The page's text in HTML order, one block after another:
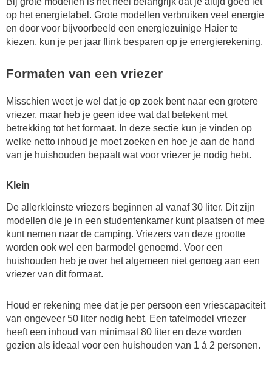
op het energielabel. Grote modellen verbruiken veel energie
en door voor bijvoorbeeld een energiezuinige Haier te
kiezen, kun je per jaar flink besparen op je energierekening.
Formaten van een vriezer
Misschien weet je wel dat je op zoek bent naar een grotere
vriezer, maar heb je geen idee wat dat betekent met
betrekking tot het formaat. In deze sectie kun je vinden op
welke netto inhoud je moet zoeken en hoe je aan de hand
van je huishouden bepaalt wat voor vriezer je nodig hebt.
Klein
De allerkleinste vriezers beginnen al vanaf 30 liter. Dit zijn
modellen die je in een studentenkamer kunt plaatsen of mee
kunt nemen naar de camping. Vriezers van deze grootte
worden ook wel een barmodel genoemd. Voor een
huishouden heb je over het algemeen niet genoeg aan een
vriezer van dit formaat.
Houd er rekening mee dat je per persoon een vriescapaciteit
van ongeveer 50 liter nodig hebt. Een tafelmodel vriezer
heeft een inhoud van minimaal 80 liter en deze worden
gezien als ideaal voor een huishouden van 1 á 2 personen.